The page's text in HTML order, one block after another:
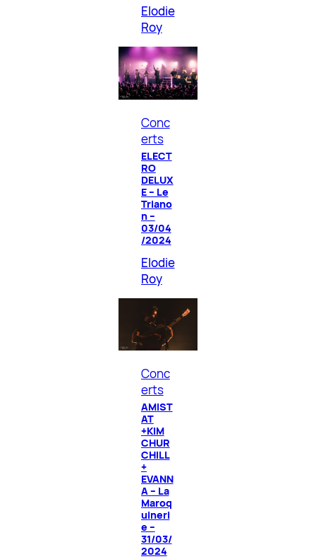
Elodie
Roy
Conc
erts
ELECT
RO
DELUX
E – Le
Triano
n –
03/04
/2024
Elodie
Roy
Conc
erts
AMIST
AT
+KIM
CHUR
CHILL
+
EVANN
A – La
Maroq
uineri
e –
31/03/
2024